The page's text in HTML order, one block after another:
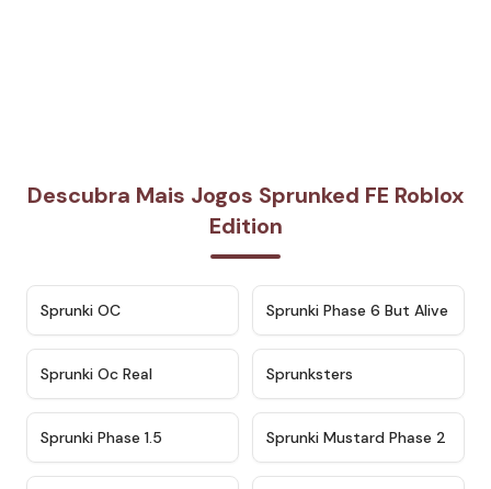
Descubra Mais Jogos Sprunked FE Roblox
Edition
Sprunki OC ★ 4.9
Sprunki Phase 6 But Alive
Sprunki Oc Real Sprunksters
Sprunki Phase 1.5 ★ 4.4
Sprunki Mustard Phase 2